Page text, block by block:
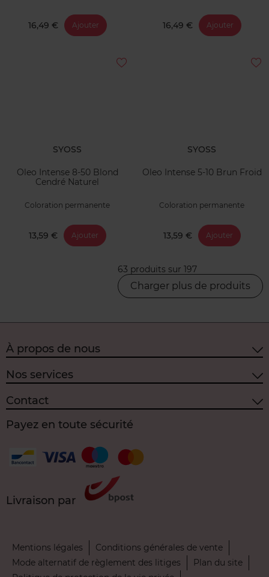
16,49 € Ajouter 16,49 € Ajouter
SYOSS
Oleo Intense 8-50 Blond
Cendré Naturel
Coloration permanente
13,59 € Ajouter
SYOSS
Oleo Intense 5-10 Brun Froid
Coloration permanente
13,59 € Ajouter
63 produits sur 197
Charger plus de produits
À propos de nous
Nos services
Contact
Payez en toute sécurité
Livraison par
Mentions légales
Conditions générales de vente
Mode alternatif de règlement des litiges
Plan du site